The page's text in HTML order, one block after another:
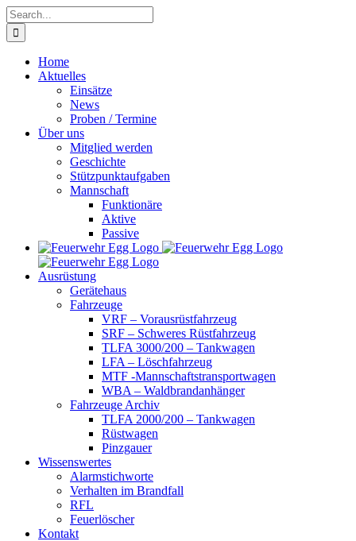
Skip
to
content
Search
for:
Home
Aktuelles
Einsätze
News
Proben / Termine
Über uns
Mitglied werden
Geschichte
Stützpunktaufgaben
Mannschaft
Funktionäre
Aktive
Passive
Ausrüstung
Gerätehaus
Fahrzeuge
VRF – Vorausrüstfahrzeug
SRF – Schweres Rüstfahrzeug
TLFA 3000/200 – Tankwagen
LFA – Löschfahrzeug
MTF -Mannschaftstransportwagen
WBA – Waldbrandanhänger
Fahrzeuge Archiv
TLFA 2000/200 – Tankwagen
Rüstwagen
Pinzgauer
Wissenswertes
Alarmstichworte
Verhalten im Brandfall
RFL
Feuerlöscher
Kontakt